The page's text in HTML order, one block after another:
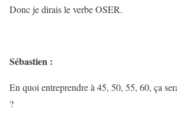
Donc je dirais le verbe OSER.
Sébastien :
En quoi entreprendre à 45, 50, 55, 60, ça
?